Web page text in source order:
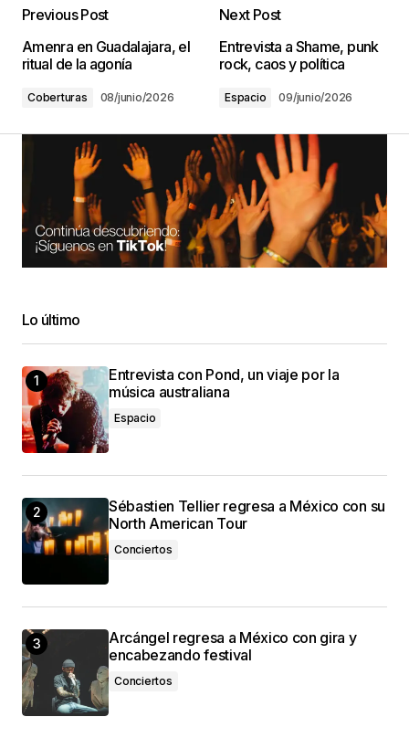
Previous Post
Amenra en Guadalajara, el
ritual de la agonía
Coberturas 08/junio/2026
Next Post
Entrevista a Shame, punk
rock, caos y política
Espacio 09/junio/2026
Lo último
Entrevista con Pond, un viaje por la
música australiana
Espacio
Sébastien Tellier regresa a México con su
North American Tour
Conciertos
Arcángel regresa a México con gira y
encabezando festival
Conciertos